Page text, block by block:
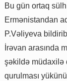
Bu gün ortaq
Ermənistandan
P.Vəliyeva
İrəvan arasında
şəkildə müdaxilə
qurulması